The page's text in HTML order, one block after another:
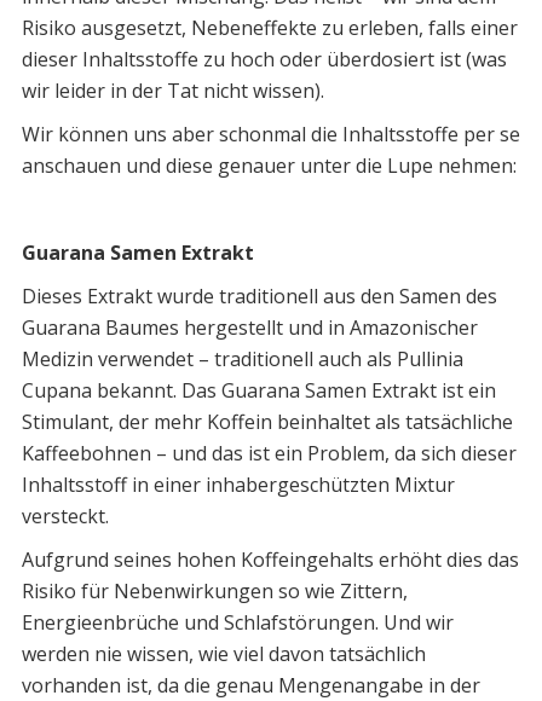
Risiko ausgesetzt, Nebeneffekte zu erleben, falls einer
dieser Inhaltsstoffe zu hoch oder überdosiert ist (was
wir leider in der Tat nicht wissen).
Wir können uns aber schonmal die Inhaltsstoffe per se
anschauen und diese genauer unter die Lupe nehmen:
Guarana Samen Extrakt
Dieses Extrakt wurde traditionell aus den Samen des
Guarana Baumes hergestellt und in Amazonischer
Medizin verwendet – traditionell auch als Pullinia
Cupana bekannt. Das Guarana Samen Extrakt ist ein
Stimulant, der mehr Koffein beinhaltet als tatsächliche
Kaffeebohnen – und das ist ein Problem, da sich dieser
Inhaltsstoff in einer inhabergeschützten Mixtur
versteckt.
Aufgrund seines hohen Koffeingehalts erhöht dies das
Risiko für Nebenwirkungen so wie Zittern,
Energieenbrüche und Schlafstörungen. Und wir
werden nie wissen, wie viel davon tatsächlich
vorhanden ist, da die genau Mengenangabe in der